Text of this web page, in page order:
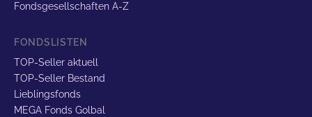
Fondsgesellschaften A-Z
FONDSLISTEN
TOP-Seller aktuell
TOP-Seller Bestand
Lieblingsfonds
MEGA Fonds Golbal